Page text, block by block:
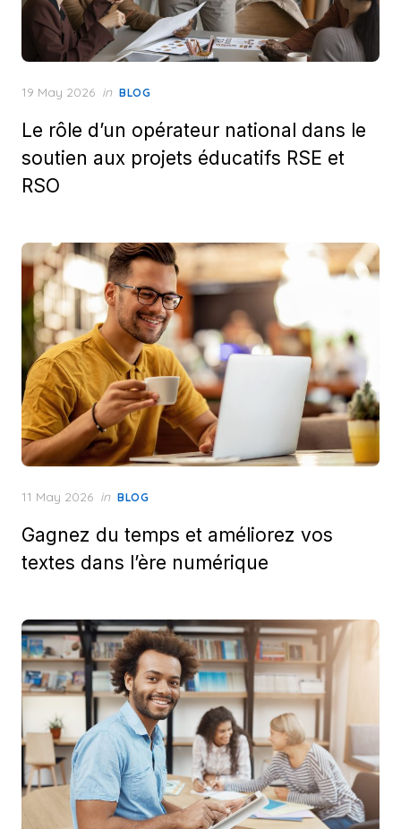
Posted
19 May 2026 in BLOG
Le rôle d’un opérateur national dans le
soutien aux projets éducatifs RSE et
RSO
Posted
11 May 2026 in BLOG
Gagnez du temps et améliorez vos
textes dans l’ère numérique